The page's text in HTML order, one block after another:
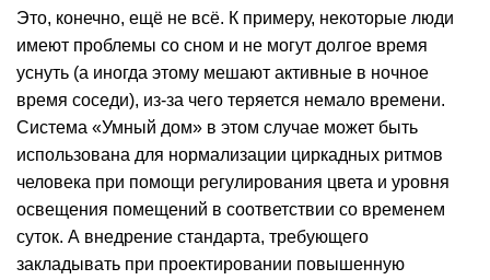
Это, конечно, ещё не всё. К примеру, некоторые люди
имеют проблемы со сном и не могут долгое время
уснуть (а иногда этому мешают активные в ночное
время соседи), из-за чего теряется немало времени.
Система «Умный дом» в этом случае может быть
использована для нормализации циркадных ритмов
человека при помощи регулирования цвета и уровня
освещения помещений в соответствии со временем
суток. А внедрение стандарта, требующего
закладывать при проектировании повышенную